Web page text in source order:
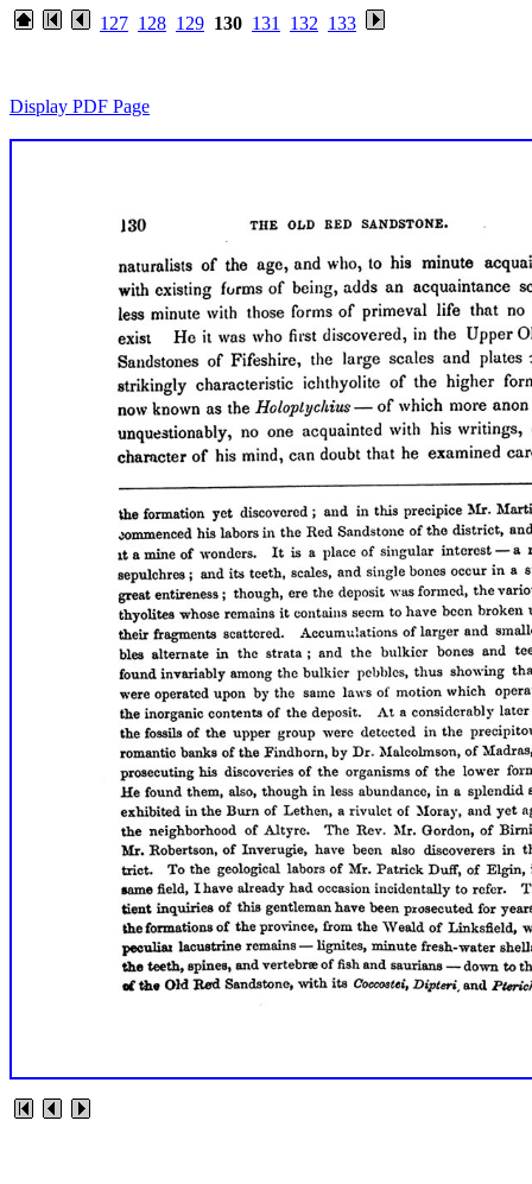
127 128 129 130 131 132 133
Display PDF Page